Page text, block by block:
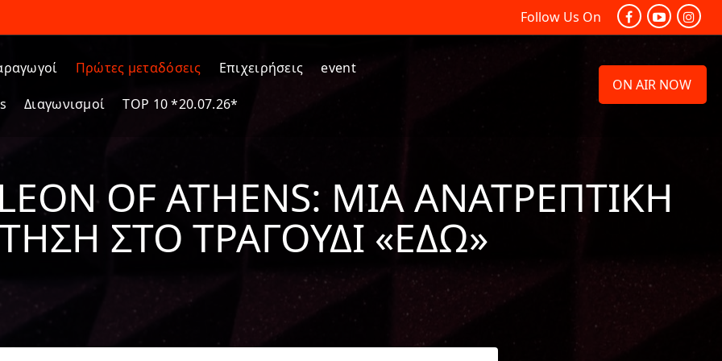
Follow Us On
Πρώτες μεταδόσεις Επιχειρήσεις event
Διαγωνισμοί TOP 10 *20.07.26*
ON AIR NOW
OF ATHENS: ΜΙΑ ΑΝΑΤΡΕΠΤΙΚΉ
ΣΤΟ ΤΡΑΓΟΎΔΙ «ΕΔΏ»